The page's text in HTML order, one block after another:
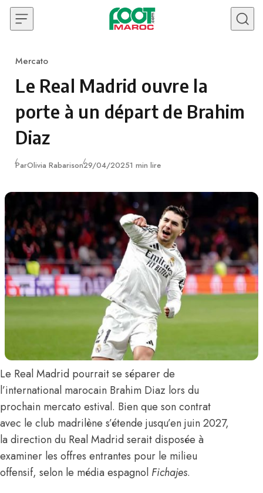
Skip to content
Category
Mercato
Le Real Madrid ouvre la
porte à un départ de Brahim
Diaz
ParOlivia RabarisonPublié
29/04/20251 min lire
Le Real Madrid pourrait se séparer de
l’international marocain Brahim Diaz lors du
prochain mercato estival. Bien que son contrat
avec le club madrilène s’étende jusqu’en juin 2027,
la direction du Real Madrid serait disposée à
examiner les offres entrantes pour le milieu
offensif, selon le média espagnol Fichajes.